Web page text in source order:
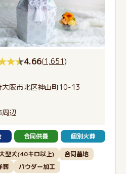
4.66(1,651)
大阪市北区神山町10-13
周辺
合同供養 個別火葬
型犬(40キロ以上)
合同墓地
葬
パウダー加工